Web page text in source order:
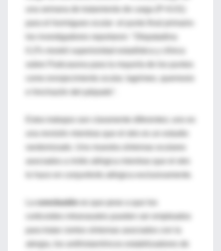
una semana de tratamiento de carga (P<0.01)
para el hormigueo ocular -el punto final primario-
los investigadores reportaron: "Olopatadina
0.2% mostró superioridad estadística y clínica
sobre Fluticasona para la mayoría de los puntos
como enrojecimiento ocular, lagrimeo, quemosis
Estos trabajos son claramente diferentes; uno es
asociados a rinitis alérgica mientras que el otro
lo hace en conjuntivits alérgica exclusivamente.
conclusión
alergia, los antihistamínicos estabilizadores de